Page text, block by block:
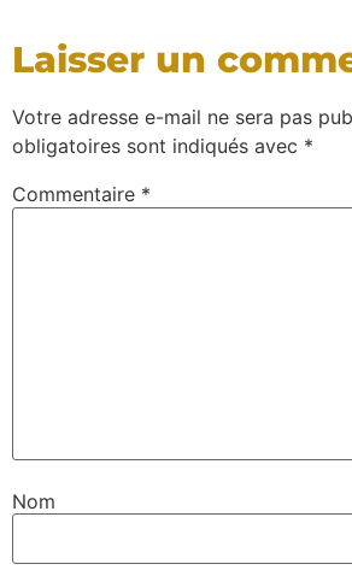
Laisser un
Votre adresse e-mail ne sera pas
obligatoires sont indiqués avec *
Commentaire *
Nom